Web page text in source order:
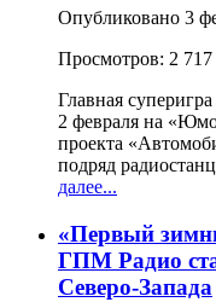
Опубликовано 3
Просмотров: 2 717
Главная
2 февраля на
проекта
подряд
далее...
«Первый
ГПМ Радио
Северо-Запада